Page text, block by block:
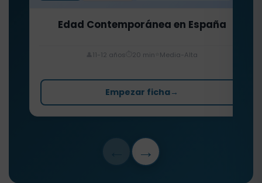
Edad Contemporánea en España
11-12 años 20 min Media-Alta
Empezar ficha→
→